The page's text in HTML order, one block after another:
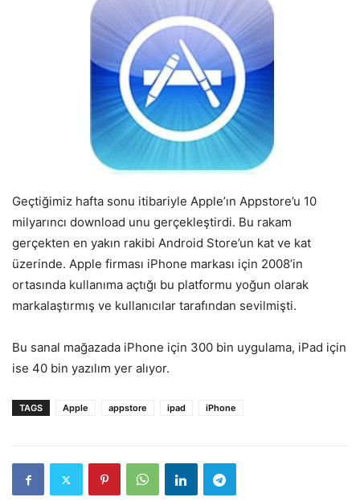
Geçtiğimiz hafta sonu itibariyle Apple’ın Appstore’u 10
milyarıncı download unu gerçekleştirdi. Bu rakam
gerçekten en yakın rakibi Android Store’un kat ve kat
üzerinde. Apple firması iPhone markası için 2008’in
ortasında kullanıma açtığı bu platformu yoğun olarak
markalaştırmış ve kullanıcılar tarafından sevilmişti.
Bu sanal mağazada iPhone için 300 bin uygulama, iPad için
ise 40 bin yazılım yer alıyor.
TAGS Apple appstore ipad iPhone